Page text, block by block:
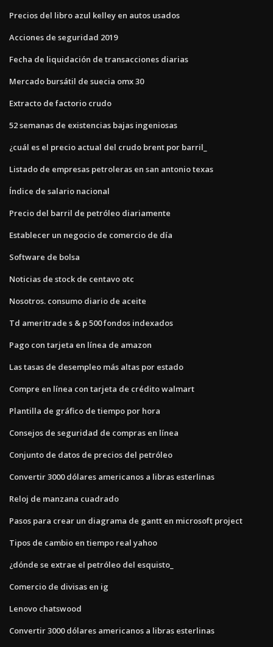
Precios del libro azul kelley en autos usados
Acciones de seguridad 2019
Fecha de liquidación de transacciones diarias
Mercado bursátil de suecia omx 30
Extracto de factorio crudo
52 semanas de existencias bajas ingeniosas
¿cuál es el precio actual del crudo brent por barril_
Listado de empresas petroleras en san antonio texas
Índice de salario nacional
Precio del barril de petróleo diariamente
Establecer un negocio de comercio de día
Software de bolsa
Noticias de stock de centavo otc
Nosotros. consumo diario de aceite
Td ameritrade s & p 500 fondos indexados
Pago con tarjeta en línea de amazon
Las tasas de desempleo más altas por estado
Compre en línea con tarjeta de crédito walmart
Plantilla de gráfico de tiempo por hora
Consejos de seguridad de compras en línea
Conjunto de datos de precios del petróleo
Convertir 3000 dólares americanos a libras esterlinas
Reloj de manzana cuadrado
Pasos para crear un diagrama de gantt en microsoft project
Tipos de cambio en tiempo real yahoo
¿dónde se extrae el petróleo del esquisto_
Comercio de divisas en ig
Lenovo chatswood
Convertir 3000 dólares americanos a libras esterlinas